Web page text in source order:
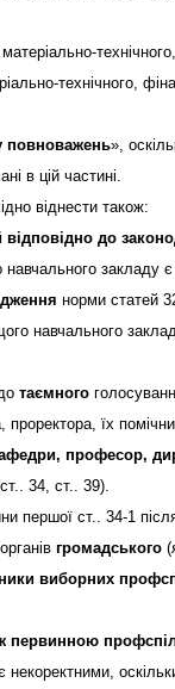
технічного,
повноважень»,
в цій частині.
віднести також:
до
закладу є
норми статей
навчального
таємного
проректора, їх
професор,
34, ст.. 39).
першої ст.. 34-1
громадського (
виборних
первинною
некоректними,